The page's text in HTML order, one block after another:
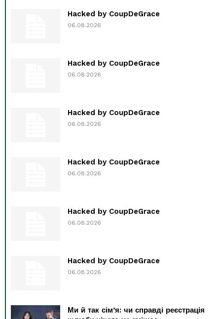
Hacked by CoupDeGrace
06.08.2026
Hacked by CoupDeGrace
06.08.2026
Hacked by CoupDeGrace
06.08.2026
Hacked by CoupDeGrace
06.08.2026
Hacked by CoupDeGrace
06.08.2026
Hacked by CoupDeGrace
06.08.2026
Ми й так сім’я: чи справді реєстрація